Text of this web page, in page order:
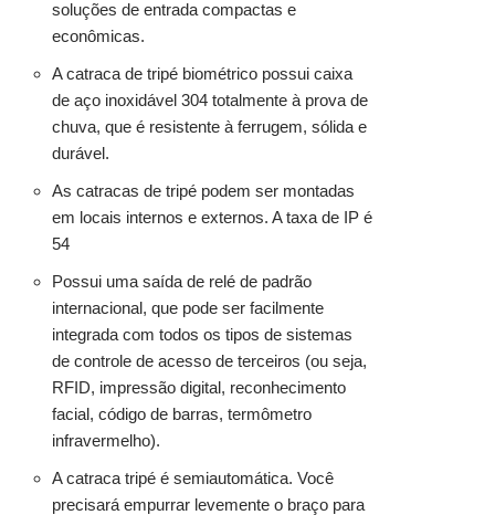
soluções de entrada compactas e
econômicas.
A catraca de tripé biométrico possui caixa
de aço inoxidável 304 totalmente à prova de
chuva, que é resistente à ferrugem, sólida e
durável.
As catracas de tripé podem ser montadas
em locais internos e externos. A taxa de IP é
54
Possui uma saída de relé de padrão
internacional, que pode ser facilmente
integrada com todos os tipos de sistemas
de controle de acesso de terceiros (ou seja,
RFID, impressão digital, reconhecimento
facial, código de barras, termômetro
infravermelho).
A catraca tripé é semiautomática. Você
precisará empurrar levemente o braço para